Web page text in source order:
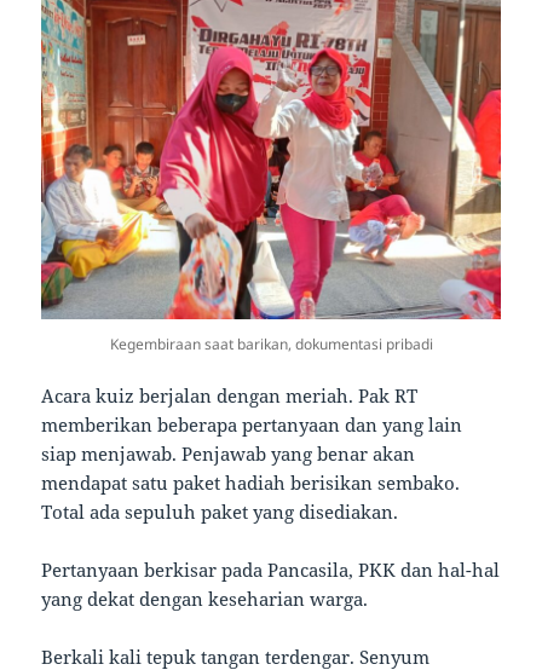
Kegembiraan saat barikan, dokumentasi pribadi
Acara kuiz berjalan dengan meriah. Pak RT
memberikan beberapa pertanyaan dan yang lain
siap menjawab. Penjawab yang benar akan
mendapat satu paket hadiah berisikan sembako.
Total ada sepuluh paket yang disediakan.
Pertanyaan berkisar pada Pancasila, PKK dan hal-hal
yang dekat dengan keseharian warga.
Berkali kali tepuk tangan terdengar. Senyum